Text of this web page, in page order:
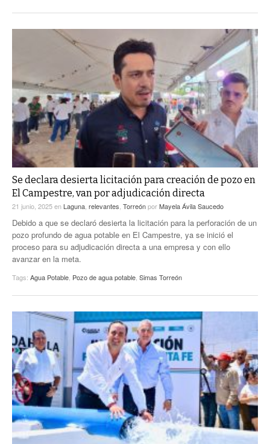
Se declara desierta licitación para creación de pozo en
El Campestre, van por adjudicación directa
21 junio, 2025en Laguna relevantes TorreónporMayela Ávila Saucedo
Debido a que se declaró desierta la licitación para la perforación de un
pozo profundo de agua potable en El Campestre, ya se inició el
proceso para su adjudicación directa a una empresa y con ello
avanzar en la meta.
Tags: Agua Potable Pozo de agua potable Simas Torreón